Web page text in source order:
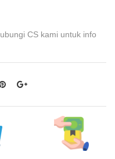
CS kami untuk info